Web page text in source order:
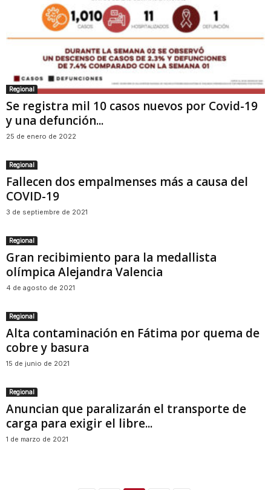
Regional
Se registra mil 10 casos nuevos por Covid-19
y una defunción...
25 de enero de 2022
Regional
Fallecen dos empalmenses más a causa del
COVID-19
3 de septiembre de 2021
Regional
Gran recibimiento para la medallista
olímpica Alejandra Valencia
4 de agosto de 2021
Regional
Alta contaminación en Fátima por quema de
cobre y basura
15 de junio de 2021
Regional
Anuncian que paralizarán el transporte de
carga para exigir el libre...
1 de marzo de 2021